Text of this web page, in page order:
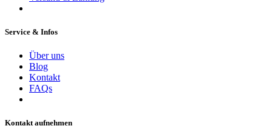
Service & Infos
Über uns
Blog
Kontakt
FAQs
Kontakt aufnehmen